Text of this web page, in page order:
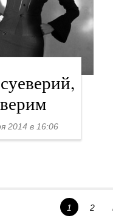
2014 в 16:06
1 2